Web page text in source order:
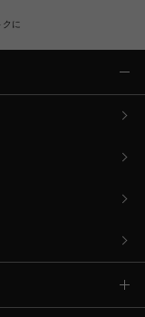
クに